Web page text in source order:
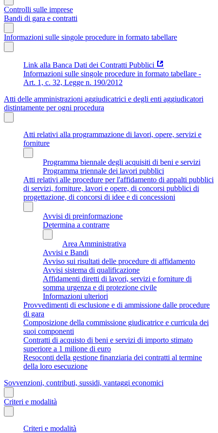
Controlli sulle imprese
Bandi di gara e contratti
Informazioni sulle singole procedure in formato tabellare
Link alla Banca Dati dei Contratti Pubblici
Informazioni sulle singole procedure in formato tabellare -
Art. 1, c. 32, Legge n. 190/2012
Atti delle amministrazioni aggiudicatrici e degli enti aggiudicatori
distintamente per ogni procedura
Atti relativi alla programmazione di lavori, opere, servizi e
forniture
Programma biennale degli acquisiti di beni e servizi
Programma triennale dei lavori pubblici
Atti relativi alle procedure per l'affidamento di appalti pubblici
di servizi, forniture, lavori e opere, di concorsi pubblici di
progettazione, di concorsi di idee e di concessioni
Avvisi di preinformazione
Determina a contrarre
Area Amministrativa
Avvisi e Bandi
Avviso sui risultati delle procedure di affidamento
Avvisi sistema di qualificazione
Affidamenti diretti di lavori, servizi e forniture di
somma urgenza e di protezione civile
Informazioni ulteriori
Provvedimenti di esclusione e di ammissione dalle procedure
di gara
Composizione della commissione giudicatrice e curricula dei
suoi componenti
Contratti di acquisto di beni e servizi di importo stimato
superiore a 1 milione di euro
Resoconti della gestione finanziaria dei contratti al termine
della loro esecuzione
Sovvenzioni, contributi, sussidi, vantaggi economici
Criteri e modalità
Criteri e modalità